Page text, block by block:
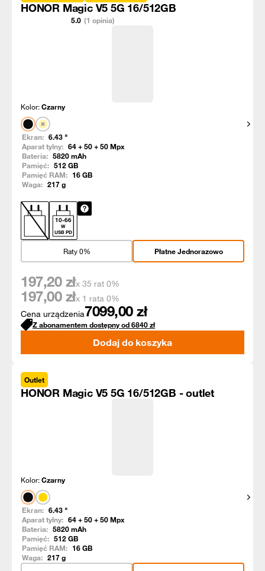
HONOR Magic V5 5G 16/512GB
5.0 (1 opinia)
Kolor:Czarny
Ekran: 6.43 "
Aparat tylny: 64 + 50 + 50Mpx
Bateria: 5820mAh
Pamięć: 512GB
Pamięć RAM: 16GB
Waga: 217g
10-66
W
USB PD
Płatne Jednorazowo
Raty 0%
Cena urządzenia7099,00 zł
197,20 złx 35 rat 0%
197,00 złx 1 rata 0%
Z abonamentem dostępny od6840zł
Dodaj do koszyka
Outlet
HONOR Magic V5 5G 16/512GB - outlet
Kolor:Czarny
Ekran: 6.43 "
Aparat tylny: 64 + 50 + 50Mpx
Bateria: 5820mAh
Pamięć: 512GB
Pamięć RAM: 16GB
Waga: 217g